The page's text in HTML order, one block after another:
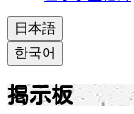
日本語
한국어
掲示板